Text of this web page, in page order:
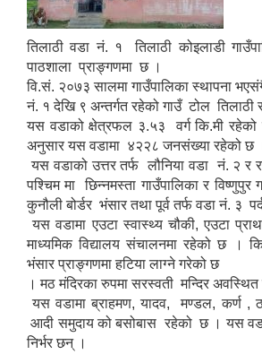
तिलाठी वडा नं. १ तिलाठी कोइलाडी
पाठशाला प्राङ्गणमा छ ।
वि.सं. २०७३ सालमा गाउँपालिका स्थापना
नं. १ देखि ९ अन्तर्गत रहेको गाउँ टोल तिलाठी
यस वडाको क्षेत्रफल ३.५३ वर्ग कि.मी
अनुसार यस वडामा ४२२८ जनसंख्या रहेको छ
यस वडाको उत्तर तर्फ लौनिया वडा नं. २ र
पश्चिम मा छिन्नमस्ता गाउँपालिका र विष्णुपुर
कुनौली बोर्डर भंसार तथा पूर्व तर्फ वडा नं. ३
यस वडामा एउटा स्वास्थ्य चौकी, एउटा
माध्यमिक विद्यालय संचालनमा रहेको छ ।
भंसार प्राङ्गणमा हटिया लाग्ने गरेको छ
। मठ मंदिरका रुपमा सरस्वती मन्दिर
यस वडामा ब्राहमण, यादव, मण्डल, कर्ण ,
आदी समुदाय को बसोबास रहेको छ । यस
निर्भर छन् ।